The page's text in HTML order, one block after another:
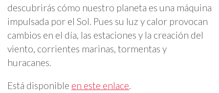
descubrirás cómo nuestro planeta es una máquina
impulsada por el Sol. Pues su luz y calor provocan
cambios en el día, las estaciones y la creación del
viento, corrientes marinas, tormentas y
huracanes.
Está disponible en este enlace.